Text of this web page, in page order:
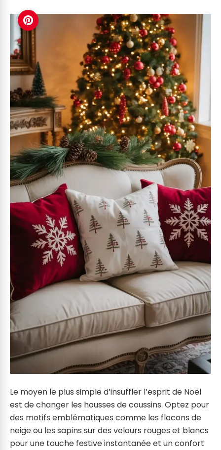
Le moyen le plus simple d’insuffler l’esprit de Noël
est de changer les housses de coussins. Optez pour
des motifs emblématiques comme les flocons de
neige ou les sapins sur des velours rouges et blancs
pour une touche festive instantanée et un confort